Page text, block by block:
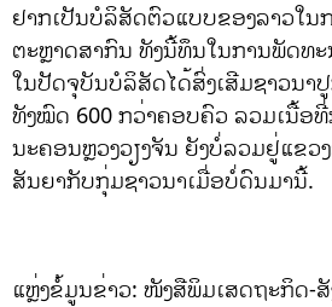
ຢາກເປັນບໍລິສັດຕົວແບບຂອງລາວໃນ
ຕະຫຼາດສາກົນ ທັງນີ້ທຶນໃນການພັດທ
ໃນປັດຈຸບັນບໍລິສັດໄດ້ສົ່ງເສີມຊາວນາ
ທັງໝົດ 600 ກວ່າຄອບຄົວ ລວມເນື້ອທີ່
ນະຄອນຫຼວງວຽງຈັນ ຍັງບໍ່ລວມຢູ່ແຂວ
ສັນຍາກັບກຸ່ມຊາວນາເມື່ອບໍ່ດົນມານີ້.
ແຫຼ່ງຂໍ້ມູນຂ່າວ: ໜັງສືພິມເສດຖະກິດ-